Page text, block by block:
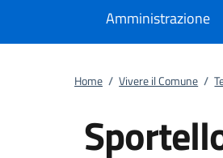
Amministrazione
Home / Vivere il Comune /